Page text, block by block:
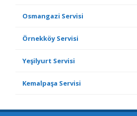
Osmangazi Servisi
Örnekköy Servisi
Yeşilyurt Servisi
Kemalpaşa Servisi